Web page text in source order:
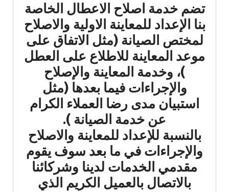
تضم خدمة اصلاح الاعطال الخاصة
بنا الإعداد للمعاينة الاولية والاصلاح
لمختص الصيانة (مثل الاتفاق على
موعد المعاينة للاطلاع على العطل
)، وخدمة المعاينة والإصلاح
والإجراءات فيما بعدها (مثل
استبيان مدى رضا العملاء الكرام
عن خدمة الصيانة ).
بالنسبة للإعداد للمعاينة والاصلاح
والإجراءات في ما بعد سوف يقوم
مقدمي الخدمات لدينا وشركائنا
بالاتصال بالعميل الكريم الذي